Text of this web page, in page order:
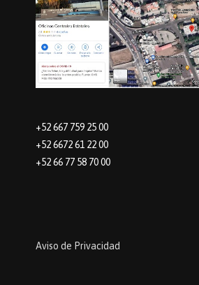
+52 667 759 25 00
+52 6672 61 22 00
+52 66 77 58 70 00
Aviso de Privacidad